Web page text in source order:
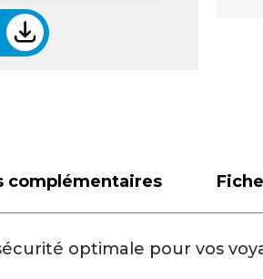
complémentaires
optimale pour vos